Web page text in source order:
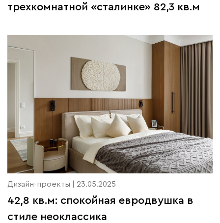
трехкомнатной «сталинке» 82,3 кв.м
Дизайн-проекты | 23.05.2025
42,8 кв.м: спокойная евродвушка в
стиле неоклассика